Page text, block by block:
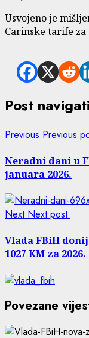
Usvojeno je
Carinske tarife za
Post
Previous Previous
Neradni dani u
januara 2026.
Next Next post:
Vlada FBiH
1027 KM za
Povezane